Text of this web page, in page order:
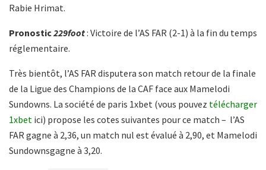
Rabie Hrimat.
Pronostic229foot: Victoire de l’AS FAR (2-1) à la fin du temps
réglementaire.
Très bientôt, l’AS FAR disputera son match retour de la finale
de la Ligue des Champions de la CAF face aux Mamelodi
Sundowns. La société de paris 1xbet (vous pouvez télécharger
1xbet ici) propose les cotes suivantes pour ce match – l’AS
FAR gagne à 2,36, un match nul est évalué à 2,90, et Mamelodi
Sundownsgagne à 3,20.